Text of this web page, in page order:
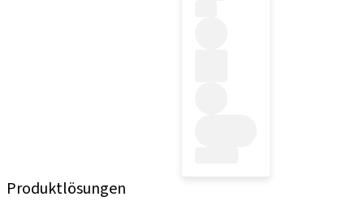
Produktlösungen